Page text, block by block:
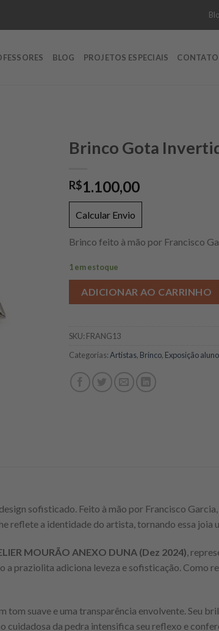
BLOG PROJETOS ESPECIAIS CONTATO
Brinco Gota
R$1.100,00
Calcular Envio
Brinco feito à mão por Francisco
1 em estoque
ADICIONAR AO CARRINHO
SKU: FRANG13
Categorias:Artistas, Brinco, Exposição
sofisticado. Feito à mão por Francisco
reflete a identidade do artista, tornando essa joia
MOURÃO ANEXO DUNA (Dez 2024) ,
praziolita adiciona leveza e sofisticação. Como
suave e uma transparência envolvente. Seu
cuidadosa da pedra intensifica seu reflexo e